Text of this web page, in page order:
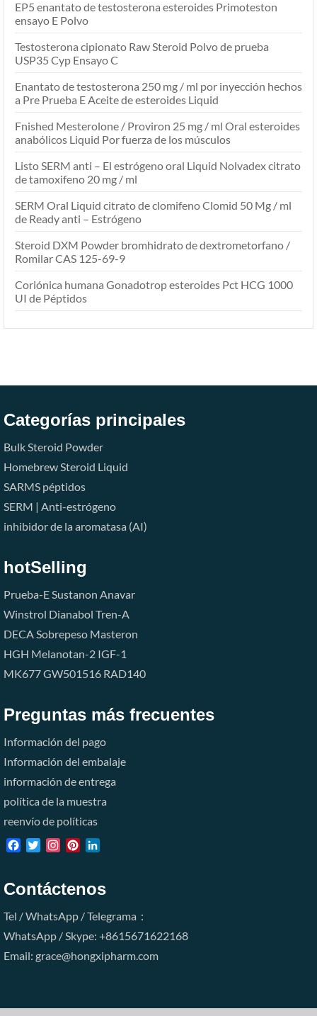
EP5 enantato de testosterona esteroides Primoteston
ensayo E Polvo
Testosterona cipionato Raw Steroid Polvo de prueba
USP35 Cyp Ensayo C
Enantato de testosterona 250 mg / ml por inyección hechos
a Pre Prueba E Aceite de esteroides Liquid
Fnished Mesterolone / Proviron 25 mg / ml Oral esteroides
anabólicos Liquid Por fuerza de los músculos
Listo SERM anti – El estrógeno oral Liquid Nolvadex citrato
de tamoxifeno 20 mg / ml
SERM Oral Liquid citrato de clomifeno Clomid 50 Mg / ml
de Ready anti – Estrógeno
Steroid DXM Powder bromhidrato de dextrometorfano /
Romilar CAS 125-69-9
Coriónica humana Gonadotrop esteroides Pct HCG 1000
UI de Péptidos
Categorías principales
Bulk Steroid Powder
Homebrew Steroid Liquid
SARMS péptidos
SERM | Anti-estrógeno
inhibidor de la aromatasa (AI)
hotSelling
Prueba-ESustanon Anavar
Winstrol Dianabol Tren-A
DECASobrepeso Masteron
HGH Melanotan-2 IGF-1
MK677GW501516 RAD140
Preguntas más frecuentes
Información del pago
Información del embalaje
información de entrega
política de la muestra
reenvío de políticas
Facebook
TwitterInstagramPinterest
Contáctenos
Tel / WhatsApp / Telegrama：
WhatsApp / Skype: +8615671622168
Email: grace@hongxipharm.com